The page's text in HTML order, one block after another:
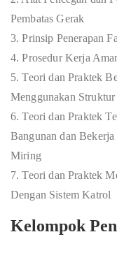
Pembatas Gerak
3. Prinsip Penerapan
4. Prosedur Kerja
5. Teori dan Praktek
Menggunakan Struktur
6. Teori dan Praktek
Bangunan dan
Miring
7. Teori dan Praktek
Dengan Sistem Katrol
Kelompok